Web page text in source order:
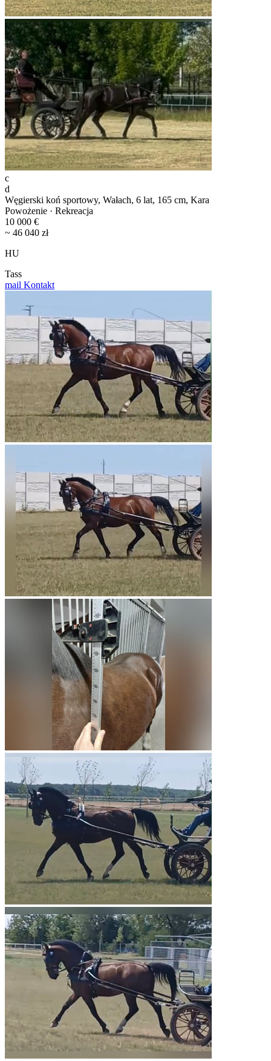
c
d
Węgierski koń sportowy, Wałach, 6 lat, 165 cm, Kara
Powożenie · Rekreacja
10 000 €
~ 46 040 zł
HU
Tass
mail Kontakt